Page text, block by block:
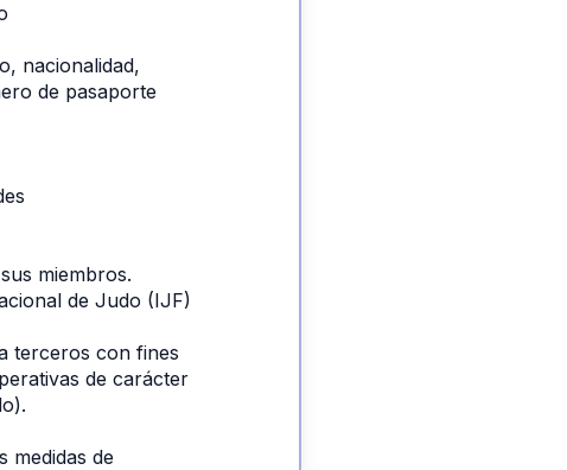
nacionalidad,
de pasaporte
miembros.
de Judo (IJF)
terceros con fines
de carácter
medidas de